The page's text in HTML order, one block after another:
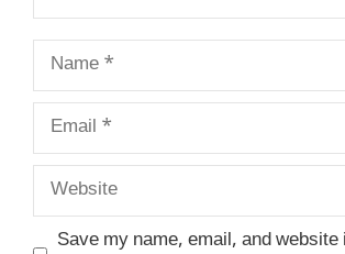
Name
Email
Website
Save my name, email, and website